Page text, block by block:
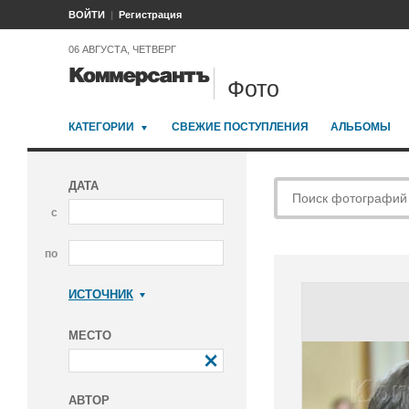
ВОЙТИ Регистрация
06 АВГУСТА, ЧЕТВЕРГ
Фото
КАТЕГОРИИ СВЕЖИЕ ПОСТУПЛЕНИЯ АЛЬБОМЫ
ДАТА
с
по
ИСТОЧНИК
МЕСТО
АВТОР